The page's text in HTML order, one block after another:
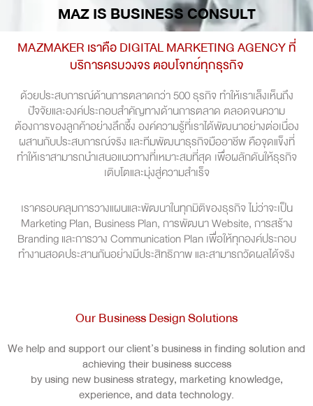
MAZ IS BUSINESS CONSULT
MAZMAKER เราคือ DIGITAL MARKETING AGENCY ที่
บริการครบวงจร ตอบโจทย์ทุกธุรกิจ
ด้วยประสบการณ์ด้านการตลาดกว่า 500 ธุรกิจ ทำให้เราเล็งเห็นถึง
ปัจจัยและองค์ประกอบสำคัญทางด้านการตลาด ตลอดจนความ
ต้องการของลูกค้าอย่างลึกซึ้ง องค์ความรู้ที่เราได้พัฒนาอย่างต่อเนื่อง
ผสานกับประสบการณ์จริง และทีมพัฒนาธุรกิจมืออาชีพ คือจุดแข็งที่
ทำให้เราสามารถนำเสนอแนวทางที่เหมาะสมที่สุด เพื่อผลักดันให้ธุรกิจ
เติบโตและมุ่งสู่ความสำเร็จ
เราครอบคลุมการวางแผนและพัฒนาในทุกมิติของธุรกิจ ไม่ว่าจะเป็น
Marketing Plan, Business Plan, การพัฒนา Website, การสร้าง
Branding และการวาง Communication Plan เพื่อให้ทุกองค์ประกอบ
ทำงานสอดประสานกันอย่างมีประสิทธิภาพ และสามารถวัดผลได้จริง
Our Business Design Solutions
We help and support our client’s business in finding solution and
achieving their business success
by using new business strategy, marketing knowledge,
experience, and data technology.